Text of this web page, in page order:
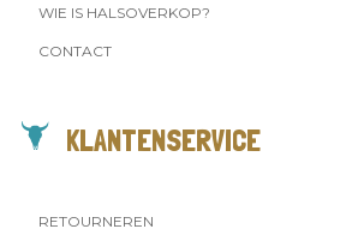
WIE IS HALSOVERKOP?
CONTACT
KLANTENSERVICE
RETOURNEREN